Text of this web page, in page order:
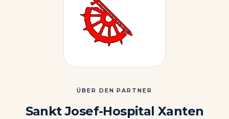
ÜBER DEN PARTNER
Sankt Josef-Hospital Xanten